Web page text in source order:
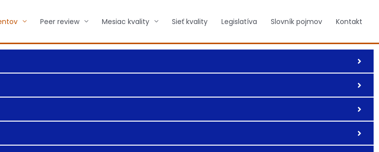
Peer review Mesiac kvality Sieť kvality Legislatíva Slovník pojmov Kontakt